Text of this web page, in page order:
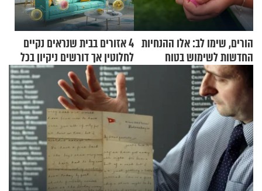
הורים, שימו לב: אלו ההנחיות
החדשות לשימוש בטוח
בסקווישי לאחר מקרי אשפוז
4 אזורים בבית שנראים נקיים
לחלוטין אך דורשים ניקיון בכל
סוף שבוע